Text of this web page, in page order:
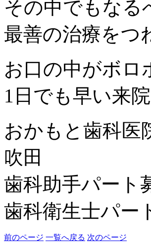
その中でもなる
最善の治療をつ
お口の中がボロ
1日でも早い来
おかもと歯科医
吹田
歯科助手パート
歯科衛生士パー
前のページ 一覧へ戻る 次のページ